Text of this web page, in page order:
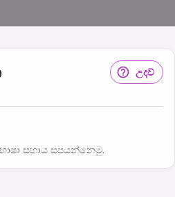
උදව්
සහාය සපයන්නෙමු.